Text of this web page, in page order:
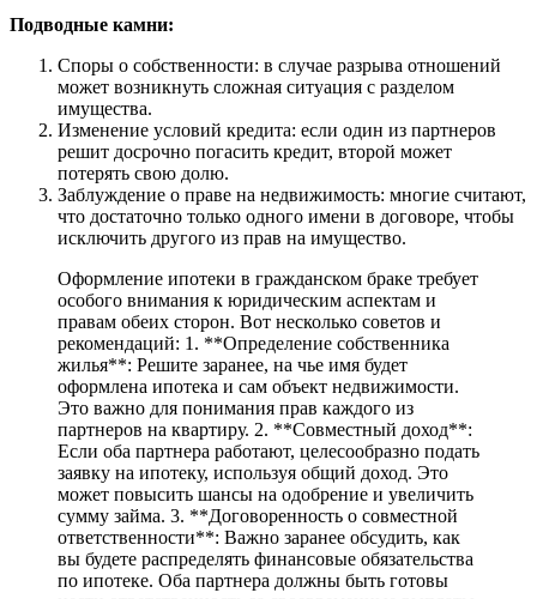
Подводные камни:
Споры о собственности: в случае разрыва отношений
может возникнуть сложная ситуация с разделом
имущества.
Изменение условий кредита: если один из партнеров
решит досрочно погасить кредит, второй может
потерять свою долю.
Заблуждение о праве на недвижимость: многие считают,
что достаточно только одного имени в договоре, чтобы
исключить другого из прав на имущество.
Оформление ипотеки в гражданском браке требует
особого внимания к юридическим аспектам и
правам обеих сторон. Вот несколько советов и
рекомендаций: 1. **Определение собственника
жилья**: Решите заранее, на чье имя будет
оформлена ипотека и сам объект недвижимости.
Это важно для понимания прав каждого из
партнеров на квартиру. 2. **Совместный доход**:
Если оба партнера работают, целесообразно подать
заявку на ипотеку, используя общий доход. Это
может повысить шансы на одобрение и увеличить
сумму займа. 3. **Договоренность о совместной
ответственности**: Важно заранее обсудить, как
вы будете распределять финансовые обязательства
по ипотеке. Оба партнера должны быть готовы